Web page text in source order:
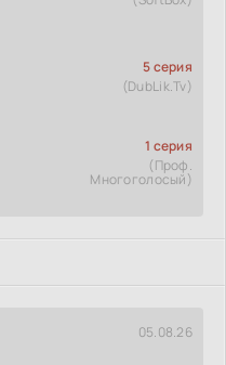
5 серия
(DubLik.Tv)
1 серия
(Проф.
Многоголосый)
05.08.26